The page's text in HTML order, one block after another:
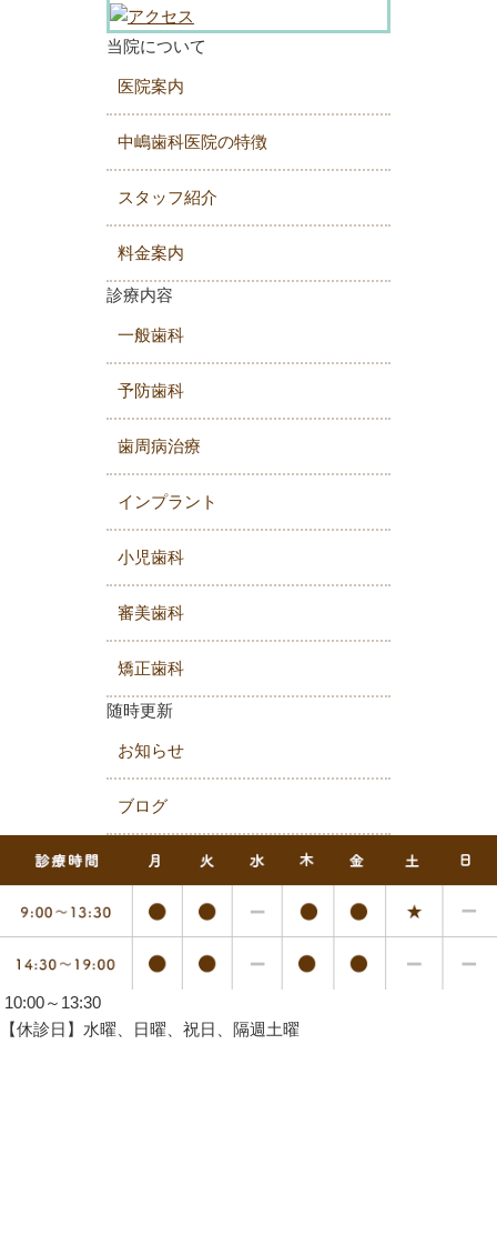
当院について
医院案内
中嶋歯科医院の特徴
スタッフ紹介
料金案内
診療内容
一般歯科
予防歯科
歯周病治療
インプラント
小児歯科
審美歯科
矯正歯科
随時更新
お知らせ
ブログ
10:00～13:30
【休診日】水曜、日曜、祝日、隔週土曜